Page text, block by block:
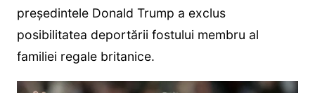
președintele Donald Trump a exclus
posibilitatea deportării fostului membru al
familiei regale britanice.